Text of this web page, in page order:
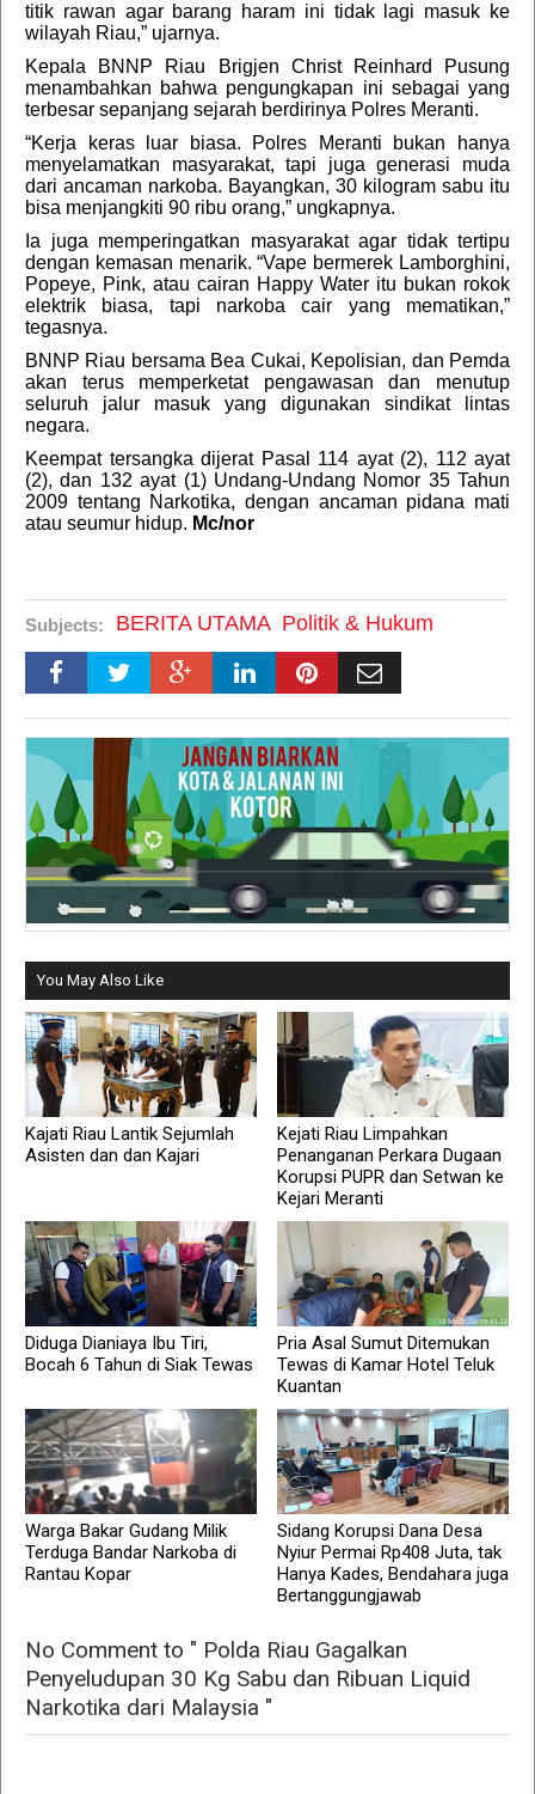
titik rawan agar barang haram ini tidak lagi masuk ke
wilayah Riau,” ujarnya.
Kepala BNNP Riau Brigjen Christ Reinhard Pusung
menambahkan bahwa pengungkapan ini sebagai yang
terbesar sepanjang sejarah berdirinya Polres Meranti.
“Kerja keras luar biasa. Polres Meranti bukan hanya
menyelamatkan masyarakat, tapi juga generasi muda
dari ancaman narkoba. Bayangkan, 30 kilogram sabu itu
bisa menjangkiti 90 ribu orang,” ungkapnya.
Ia juga memperingatkan masyarakat agar tidak tertipu
dengan kemasan menarik. “Vape bermerek Lamborghini,
Popeye, Pink, atau cairan Happy Water itu bukan rokok
elektrik biasa, tapi narkoba cair yang mematikan,”
tegasnya.
BNNP Riau bersama Bea Cukai, Kepolisian, dan Pemda
akan terus memperketat pengawasan dan menutup
seluruh jalur masuk yang digunakan sindikat lintas
negara.
Keempat tersangka dijerat Pasal 114 ayat (2), 112 ayat
(2), dan 132 ayat (1) Undang-Undang Nomor 35 Tahun
2009 tentang Narkotika, dengan ancaman pidana mati
atau seumur hidup. Mc/nor
Subjects: BERITA UTAMA Politik & Hukum
You May Also Like
Kajati Riau Lantik Sejumlah
Asisten dan dan Kajari
Kejati Riau Limpahkan
Penanganan Perkara Dugaan
Korupsi PUPR dan Setwan ke
Kejari Meranti
Diduga Dianiaya Ibu Tiri,
Bocah 6 Tahun di Siak Tewas
Pria Asal Sumut Ditemukan
Tewas di Kamar Hotel Teluk
Kuantan
Warga Bakar Gudang Milik
Terduga Bandar Narkoba di
Rantau Kopar
Sidang Korupsi Dana Desa
Nyiur Permai Rp408 Juta, tak
Hanya Kades, Bendahara juga
Bertanggungjawab
No Comment to " Polda Riau Gagalkan
Penyeludupan 30 Kg Sabu dan Ribuan Liquid
Narkotika dari Malaysia "